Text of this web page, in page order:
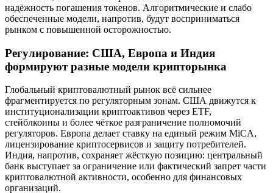
надёжность погашения токенов. Алгоритмические и слабо
обеспеченные модели, напротив, будут восприниматься
рынком с повышенной осторожностью.
Регулирование: США, Европа и Индия
формируют разные модели крипторынка
Глобальный криптовалютный рынок всё сильнее
фрагментируется по регуляторным зонам. США движутся к
институционализации криптоактивов через ETF,
стейблкоины и более чёткое разграничение полномочий
регуляторов. Европа делает ставку на единый режим MiCA,
лицензирование криптосервисов и защиту потребителей.
Индия, напротив, сохраняет жёсткую позицию: центральный
банк выступает за ограничение или фактический запрет части
криптовалютной активности, особенно для финансовых
организаций.